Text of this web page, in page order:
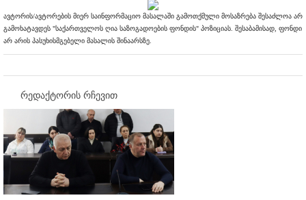
ავტორის/ავტორების მიერ საინფორმაციო მასალაში გამოთქმული მოსაზრება შესაძლოა არ
გამოხატავდეს "საქართველოს ღია საზოგადოების ფონდის" პოზიციას. შესაბამისად, ფონდი
არ არის პასუხისმგებელი მასალის შინაარსზე.
რედაქტორის რჩევით